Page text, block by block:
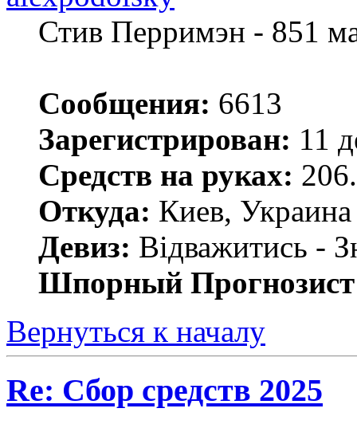
Стив Перримэн - 851
Сообщения: 6613
Зарегистрирован: 11
Средств на руках:
Откуда: Киев, Украина
Девиз: Відважитись -
Шпорный
Вернуться к началу
Re: Сбор средств 2025